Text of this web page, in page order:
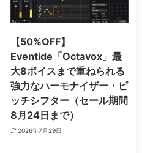
【50%OFF】
Eventide「Octavox」最
大8ボイスまで重ねられる
強力なハーモナイザー・ピ
ッチシフター（セール期間
8月24日まで）
2026年7月29日